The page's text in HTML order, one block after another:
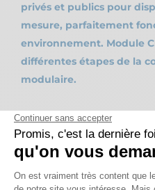
privés et publics pour
mesure, parfaitement
environnement. Module
différentes étapes de la
modulaire.
ANALYSE ET